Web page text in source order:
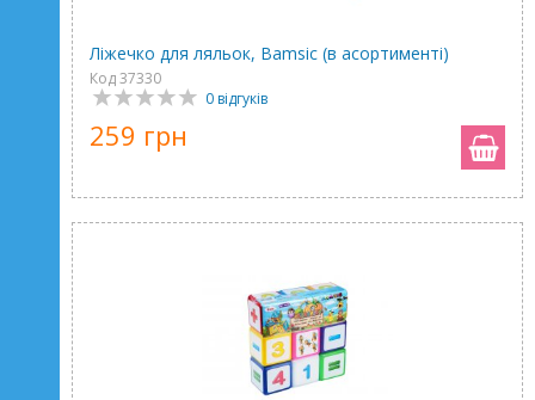
Ліжечко для ляльок, Bamsic (в асортименті)
Код 37330
0 відгуків
259 грн